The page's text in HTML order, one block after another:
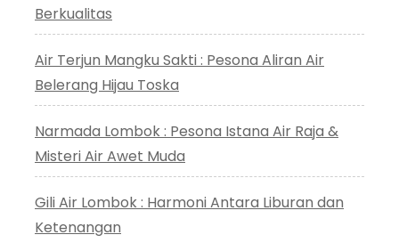
Berkualitas
Air Terjun Mangku Sakti : Pesona Aliran Air
Belerang Hijau Toska
Narmada Lombok : Pesona Istana Air Raja &
Misteri Air Awet Muda
Gili Air Lombok : Harmoni Antara Liburan dan
Ketenangan